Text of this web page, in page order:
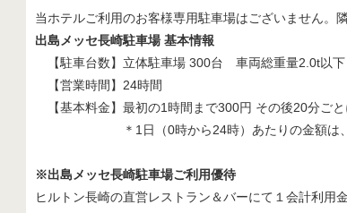
当ホテルご利用のお客様専用駐車場はございません。
出島メッセ長崎駐車場 基本情報
【駐車台数】立体駐車場 300台 車両総重量2.0t以下
【営業時間】24時間
【基本料金】最初の1時間まで300円 その後20分ごと
＊1日（0時から24時）あたりの金額は、
※出島メッセ長崎駐車場ご利用優待
ヒルトン長崎の直営レストラン＆バーにて１会計利用